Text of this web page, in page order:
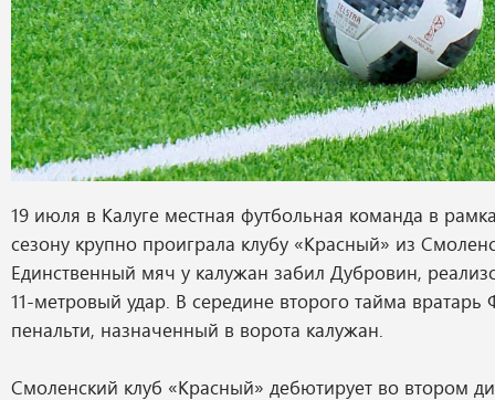
19 июля в Калуге местная футбольная команда в
сезону крупно проиграла клубу «Красный» из
Единственный мяч у калужан забил Дубровин,
11-метровый удар. В середине второго тайма вратарь
пенальти, назначенный в ворота калужан.
Смоленский клуб «Красный» дебютирует во втором